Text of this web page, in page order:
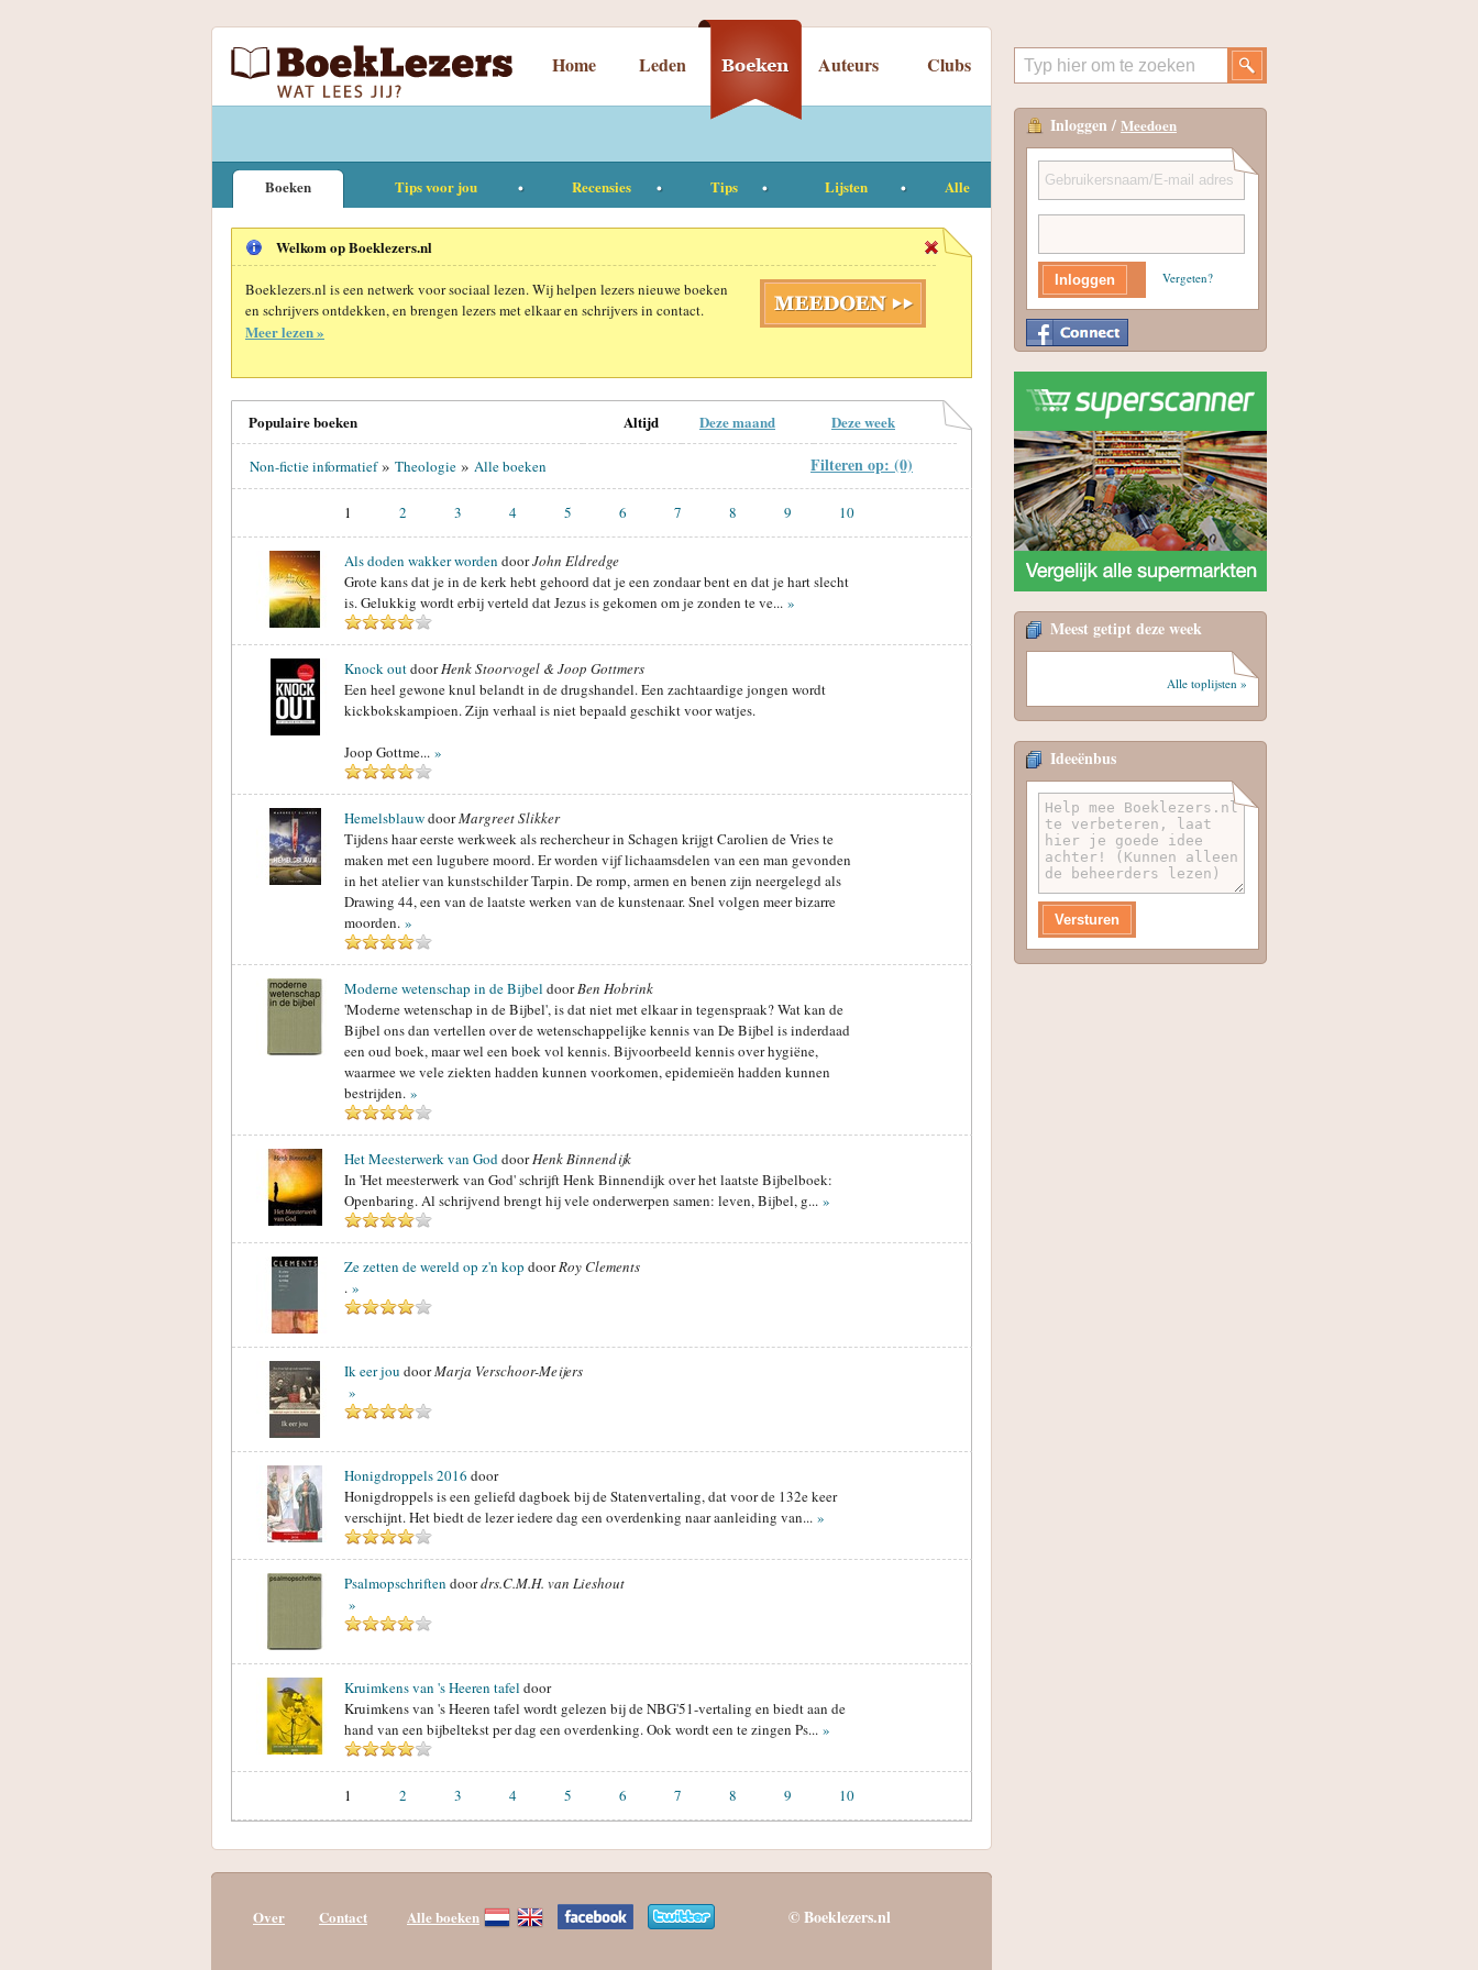
Home Leden Auteurs Clubs
Boeken Tips voor jou Recensies Tips Lijsten Alle
Welkom op Boeklezers.nl
Boeklezers.nl is een netwerk voor sociaal lezen. Wij helpen lezers nieuwe boeken
en schrijvers ontdekken, en brengen lezers met elkaar en schrijvers in contact.
Meer lezen »
Populaire boeken Altijd Deze maand Deze week
Non-fictie informatief» Theologie » Alle boeken Filteren op: (0)
1 2 3 4 5 6 7 8 9 10
Als doden wakker worden doorJohn Eldredge
Grote kans dat je in de kerk hebt gehoord dat je een zondaar bent en dat je hart slecht
is. Gelukkig wordt erbij verteld dat Jezus is gekomen om je zonden te ve... »
Knock outdoorHenk Stoorvogel & Joop Gottmers
Een heel gewone knul belandt in de drugshandel. Een zachtaardige jongen wordt
kickbokskampioen. Zijn verhaal is niet bepaald geschikt voor watjes.
Joop Gottme... »
HemelsblauwdoorMargreet Slikker
Tijdens haar eerste werkweek als rechercheur in Schagen krijgt Carolien de Vries te
maken met een lugubere moord. Er worden vijf lichaamsdelen van een man gevonden
in het atelier van kunstschilder Tarpin. De romp, armen en benen zijn neergelegd als
Drawing 44, een van de laatste werken van de kunstenaar. Snel volgen meer bizarre
moorden. »
Moderne wetenschap in de Bijbel doorBen Hobrink
'Moderne wetenschap in de Bijbel', is dat niet met elkaar in tegenspraak? Wat kan de
Bijbel ons dan vertellen over de wetenschappelijke kennis van De Bijbel is inderdaad
een oud boek, maar wel een boek vol kennis. Bijvoorbeeld kennis over hygiëne,
waarmee we vele ziekten hadden kunnen voorkomen, epidemieën hadden kunnen
bestrijden. »
Het Meesterwerk van GoddoorHenk Binnendijk
In 'Het meesterwerk van God' schrijft Henk Binnendijk over het laatste Bijbelboek:
Openbaring. Al schrijvend brengt hij vele onderwerpen samen: leven, Bijbel, g... »
Ze zetten de wereld op z'n kop doorRoy Clements
. »
Ik eer jou doorMarja Verschoor-Meijers
»
Honigdroppels 2016 door
Honigdroppels is een geliefd dagboek bij de Statenvertaling, dat voor de 132e keer
verschijnt. Het biedt de lezer iedere dag een overdenking naar aanleiding van... »
Psalmopschriften doordrs.C.M.H. van Lieshout
»
Kruimkens van 's Heeren tafel door
Kruimkens van 's Heeren tafel wordt gelezen bij de NBG'51-vertaling en biedt aan de
hand van een bijbeltekst per dag een overdenking. Ook wordt een te zingen Ps... »
1 2 3 4 5 6 7 8 9 10
Inloggen / Meedoen
Vergeten?
Meest getipt deze week
Alle toplijsten »
Ideeënbus
Over Contact Alle boeken © Boeklezers.nl